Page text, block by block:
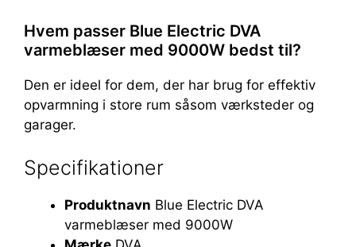
Hvem passer Blue Electric DVA
varmeblæser med 9000W bedst til?
Den er ideel for dem, der har brug for effektiv
opvarmning i store rum såsom værksteder og
garager.
Specifikationer
Produktnavn Blue Electric DVA
varmeblæser med 9000W